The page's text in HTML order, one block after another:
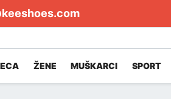
ŽENE MUŠKARCI SPORT